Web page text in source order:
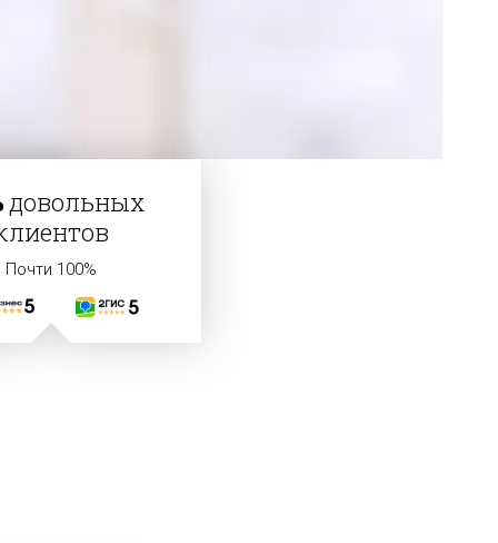
довольных
Почти 100%